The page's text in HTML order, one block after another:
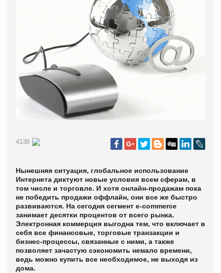
4138
Нынешняя ситуация, глобальное использование
Интернета диктуют новые условия всем сферам, в
том числе и торговле. И хотя онлайн-продажам пока
не победить продажи оффлайн, они все же быстро
развиваются. На сегодня сегмент e-commerce
занимает десятки процентов от всего рынка.
Электронная коммерция выгодна тем, что включает в
себя все финансовые, торговые транзакции и
бизнес-процессы, связанные с ними, а также
позволяет зачастую сэкономить немало времени,
ведь можно купить все необходимое, не выходя из
дома.